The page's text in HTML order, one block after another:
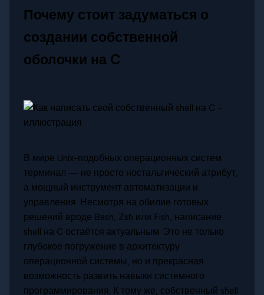
Почему стоит задуматься о
создании собственной
оболочки на C
В мире Unix-подобных операционных систем
терминал — не просто ностальгический атрибут,
а мощный инструмент автоматизации и
управления. Несмотря на обилие готовых
решений вроде Bash, Zsh или Fish, написание
shell на C остаётся актуальным. Это не только
глубокое погружение в архитектуру
операционной системы, но и прекрасная
возможность развить навыки системного
программирования. К тому же, собственный shell